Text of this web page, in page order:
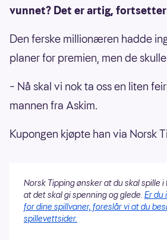
vunnet? Det er artig,
Den ferske millionæren hadde
planer for premien, men de
– Nå skal vi nok ta oss en liten
mannen fra Askim.
Kupongen kjøpte han via Norsk
Norsk Tipping ønsker at du skal spille
at det skal gi spenning og glede. Er du
for dine spillvaner, foreslår vi at du
spillevettsider.